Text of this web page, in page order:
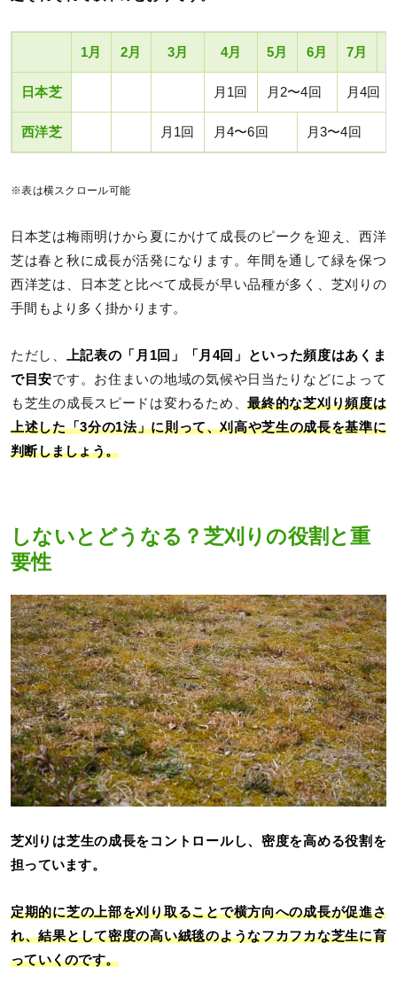
1月 2月 3月 4月 5月 6月 7月
日本芝 月1回 月2〜4回 月4回
西洋芝 月1回 月4〜6回 月3〜4回
※表は横スクロール可能
日本芝は梅雨明けから夏にかけて成長のピークを迎え、西洋
芝は春と秋に成長が活発になります。年間を通して緑を保つ
西洋芝は、日本芝と比べて成長が早い品種が多く、芝刈りの
手間もより多く掛かります。
ただし、 上記表の「月1回」「月4回」といった頻度はあくま
で目安です。お住まいの地域の気候や日当たりなどによって
も芝生の成長スピードは変わるため、最終的な芝刈り頻度は
上述した「3分の1法」に則って、刈高や芝生の成長を基準に
判断しましょう。
しないとどうなる？芝刈りの役割と重
要性
芝刈りは芝生の成長をコントロールし、密度を高める役割を
担っています。
定期的に芝の上部を刈り取ることで横方向への成長が促進さ
れ、結果として密度の高い絨毯のようなフカフカな芝生に育
っていくのです。